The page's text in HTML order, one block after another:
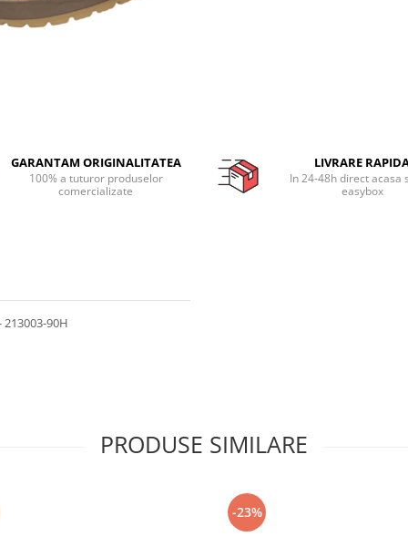
GARANTAM ORIGINALITATEA
100% a tuturor produselor
comercializate
LIVRARE
In 24-48h direct acasa
easybox
90H
PRODUSE SIMILARE
-23%